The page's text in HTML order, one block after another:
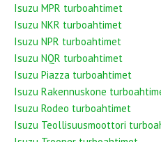
Isuzu MPR turboahtimet
Isuzu NKR turboahtimet
Isuzu NPR turboahtimet
Isuzu NQR turboahtimet
Isuzu Piazza turboahtimet
Isuzu Rakennuskone
Isuzu Rodeo turboahtimet
Isuzu Teollisuusmoottori